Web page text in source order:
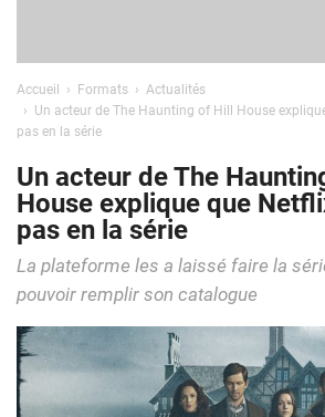
Accueil Formats
Actualités
Un acteur de The Haunting of Hill House
pas en la série
Un acteur de The
House explique que
pas en la série
La plateforme les a laissé faire la
pouvoir remplir son catalogue